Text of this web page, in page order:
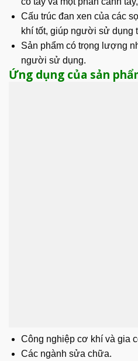
Cấu trúc đan xen của các
khí tốt, giúp người sử dụng
Sản phẩm có trọng lượng
người sử dụng.
Ứng dụng của sản
Công nghiệp cơ khí và gia
Các ngành sửa chữa.